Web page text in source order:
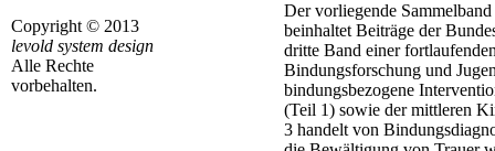
Copyright © 2013
levold system design
Alle Rechte
vorbehalten.
Der vorliegende
beinhaltet Beiträge der
dritte Band einer
Bindungsforschung und
bindungsbezogene
(Teil 1) sowie der mittleren
3 handelt von